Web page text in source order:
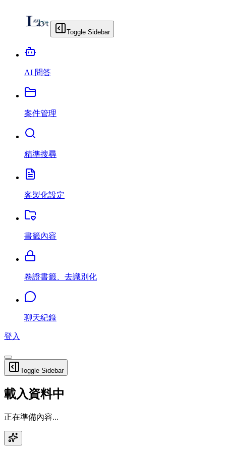
Toggle Sidebar
AI 問答
案件管理
精準搜尋
客製化設定
書籤內容
卷證書籤、去識別化
聊天紀錄
登入
Toggle Sidebar
載入資料中
正在準備內容...